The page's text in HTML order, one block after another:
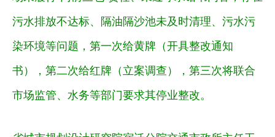
污水排放不达标、隔油隔沙池未及时清理、污水污
染环境等问题，第一次给黄牌（开具整改通知
书），第二次给红牌（立案调查），第三次将联合
市场监管、水务等部门要求其停业整改。